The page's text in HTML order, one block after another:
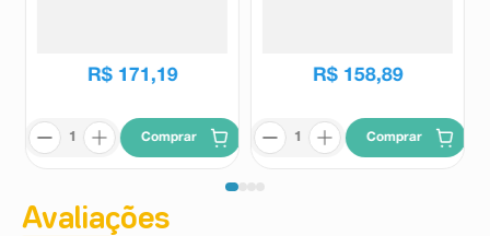
R$ 171 ,19
Comprar
R$ 158,89
Comprar
Avaliações